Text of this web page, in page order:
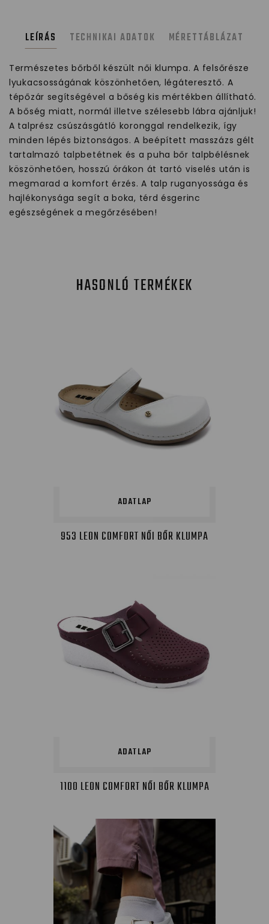
LEÍRÁS TECHNIKAI ADATOK MÉRETTÁBLÁZAT
Természetes bőrből készült női klumpa. A felsőrésze
lyukacsosságának köszönhetően, légáteresztő. A
tépőzár segítségével a bőség kis mértékben állítható.
A bőség miatt, normál illetve szélesebb lábra ajánljuk!
A talprész csúszásgátló koronggal rendelkezik, így
minden lépés biztonságos. A beépített masszázs gélt
tartalmazó talpbetétnek és a puha bőr talpbélésnek
köszönhetően, hosszú órákon át tartó viselés után is
megmarad a komfort érzés. A talp ruganyossága és
hajlékonysága segít a boka, térd ésgerinc
egészségének a megőrzésében!
HASONLÓ TERMÉKEK
ADATLAP
953 LEON COMFORT NŐI BŐR KLUMPA
ADATLAP
1100 LEON COMFORT NŐI BŐR KLUMPA